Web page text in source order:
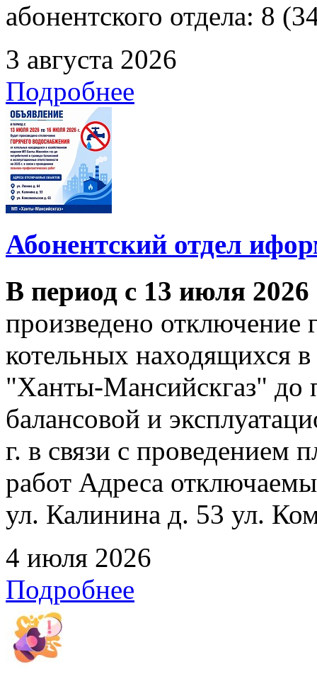
абонентского отдела: 8
3 августа 2026
Подробнее
Абонентский отдел
В период с 13 июля
произведено отключение
котельных находящихся
"Ханты-Мансийскгаз" до
балансовой и
г. в связи с проведением
работ Адреса
ул. Калинина д. 53 ул.
4 июля 2026
Подробнее